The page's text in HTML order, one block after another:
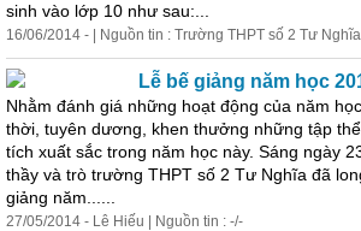
sinh vào lớp 10 như sau:...
16/06/2014 - | Nguồn tin : Trường THPT số 2 Tư Nghĩa
Lễ bế giảng năm học
Nhằm đánh giá những hoạt động của năm
thời, tuyên dương, khen thưởng những tập
tích xuất sắc trong năm học này. Sáng ngày
thầy và trò trường THPT số 2 Tư Nghĩa đã
giảng năm......
27/05/2014 - Lê Hiếu | Nguồn tin : -/-